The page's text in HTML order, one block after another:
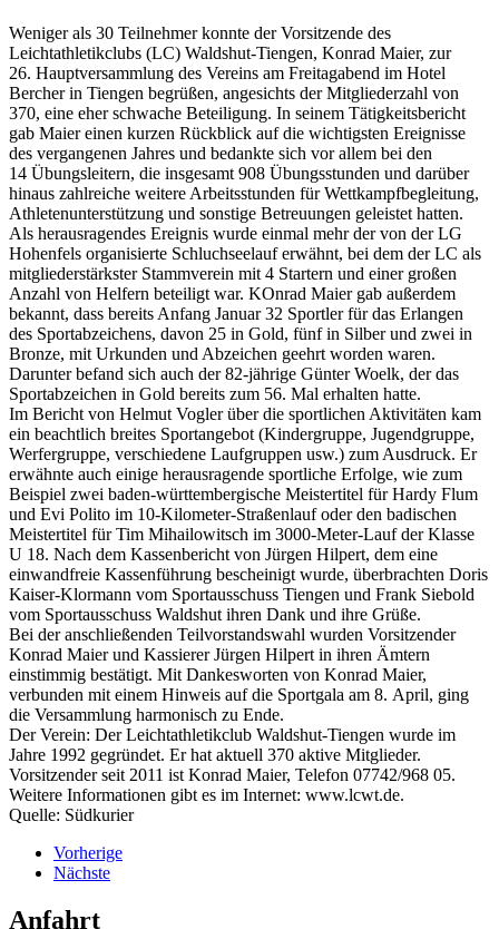
Weniger als 30 Teilnehmer konnte der Vorsitzende des
Leichtathletikclubs (LC) Waldshut-Tiengen, Konrad Maier, zur
26. Hauptversammlung des Vereins am Freitagabend im Hotel
Bercher in Tiengen begrüßen, angesichts der Mitgliederzahl von
370, eine eher schwache Beteiligung. In seinem Tätigkeitsbericht
gab Maier einen kurzen Rückblick auf die wichtigsten Ereignisse
des vergangenen Jahres und bedankte sich vor allem bei den
14 Übungsleitern, die insgesamt 908 Übungsstunden und darüber
hinaus zahlreiche weitere Arbeitsstunden für Wettkampfbegleitung,
Athletenunterstützung und sonstige Betreuungen geleistet hatten.
Als herausragendes Ereignis wurde einmal mehr der von der LG
Hohenfels organisierte Schluchseelauf erwähnt, bei dem der LC als
mitgliederstärkster Stammverein mit 4 Startern und einer großen
Anzahl von Helfern beteiligt war. KOnrad Maier gab außerdem
bekannt, dass bereits Anfang Januar 32 Sportler für das Erlangen
des Sportabzeichens, davon 25 in Gold, fünf in Silber und zwei in
Bronze, mit Urkunden und Abzeichen geehrt worden waren.
Darunter befand sich auch der 82-jährige Günter Woelk, der das
Sportabzeichen in Gold bereits zum 56. Mal erhalten hatte.
Im Bericht von Helmut Vogler über die sportlichen Aktivitäten kam
ein beachtlich breites Sportangebot (Kindergruppe, Jugendgruppe,
Werfergruppe, verschiedene Laufgruppen usw.) zum Ausdruck. Er
erwähnte auch einige herausragende sportliche Erfolge, wie zum
Beispiel zwei baden-württembergische Meistertitel für Hardy Flum
und Evi Polito im 10-Kilometer-Straßenlauf oder den badischen
Meistertitel für Tim Mihailowitsch im 3000-Meter-Lauf der Klasse
U 18. Nach dem Kassenbericht von Jürgen Hilpert, dem eine
einwandfreie Kassenführung bescheinigt wurde, überbrachten Doris
Kaiser-Klormann vom Sportausschuss Tiengen und Frank Siebold
vom Sportausschuss Waldshut ihren Dank und ihre Grüße.
Bei der anschließenden Teilvorstandswahl wurden Vorsitzender
Konrad Maier und Kassierer Jürgen Hilpert in ihren Ämtern
einstimmig bestätigt. Mit Dankesworten von Konrad Maier,
verbunden mit einem Hinweis auf die Sportgala am 8. April, ging
die Versammlung harmonisch zu Ende.
Der Verein: Der Leichtathletikclub Waldshut-Tiengen wurde im
Jahre 1992 gegründet. Er hat aktuell 370 aktive Mitglieder.
Vorsitzender seit 2011 ist Konrad Maier, Telefon 07742/968 05.
Weitere Informationen gibt es im Internet: www.lcwt.de.
Quelle: Südkurier
Vorherige
Nächste
Anfahrt